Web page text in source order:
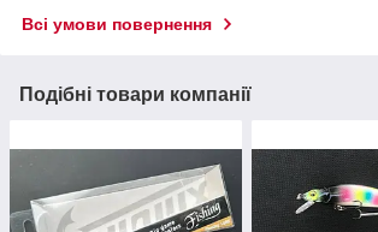
Всі умови повернення
Подібні товари компанії